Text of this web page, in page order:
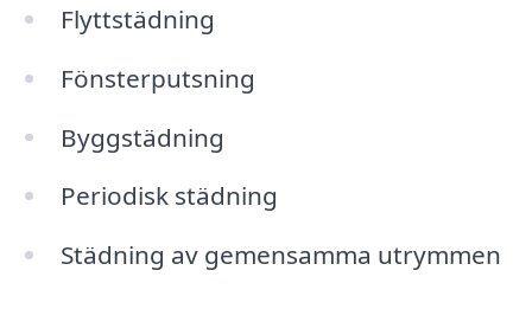
Flyttstädning
Fönsterputsning
Byggstädning
Periodisk städning
Städning av gemensamma utrymmen